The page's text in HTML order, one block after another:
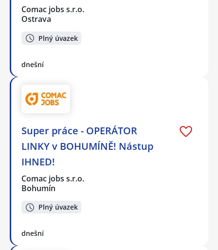
Comac jobs s.r.o.
Ostrava
Plný úvazek
dnešní
Super práce - OPERÁTOR
LINKY v BOHUMÍNĚ! Nástup
IHNED!
Comac jobs s.r.o.
Bohumín
Plný úvazek
dnešní